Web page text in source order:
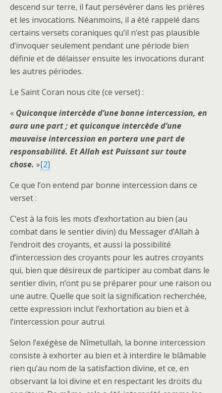
descend sur terre, il faut persévérer dans les prières
et les invocations. Néanmoins, il a été rappelé dans
certains versets coraniques qu’il n’est pas plausible
d’invoquer seulement pendant une période bien
définie et de délaisser ensuite les invocations durant
les autres périodes.
Le Saint Coran nous cite (ce verset) :
« Quiconque intercède d’une bonne intercession, en
aura une part ; et quiconque intercède d’une
mauvaise intercession en portera une part de
responsabilité. Et Allah est Puissant sur toute
chose. »[2]
Ce que l’on entend par bonne intercession dans ce
verset :
C’est à la fois les mots d’exhortation au bien (au
combat dans le sentier divin) du Messager d’Allah à
l’endroit des croyants, et aussi la possibilité
d’intercession des croyants pour les autres croyants
qui, bien que désireux de participer au combat dans le
sentier divin, n’ont pu se préparer pour une raison ou
une autre. Quelle que soit la signification recherchée,
cette expression inclut l’exhortation au bien et à
l’intercession pour autrui.
Selon l’exégèse de Nîmetullah, la bonne intercession
consiste à exhorter au bien et à interdire le blâmable
rien qu’au nom de la satisfaction divine, et ce, en
observant la loi divine et en respectant les droits du